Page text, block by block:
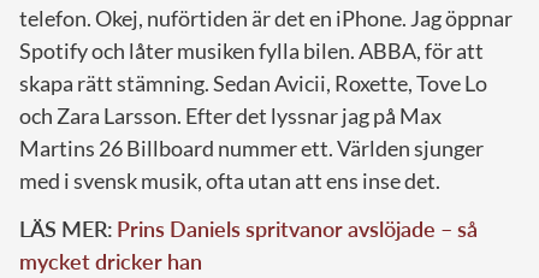
telefon. Okej, nuförtiden är det en iPhone. Jag öppnar
Spotify och låter musiken fylla bilen. ABBA, för att
skapa rätt stämning. Sedan Avicii, Roxette, Tove Lo
och Zara Larsson. Efter det lyssnar jag på Max
Martins 26 Billboard nummer ett. Världen sjunger
med i svensk musik, ofta utan att ens inse det.
LÄS MER: Prins Daniels spritvanor avslöjade – så
mycket dricker han